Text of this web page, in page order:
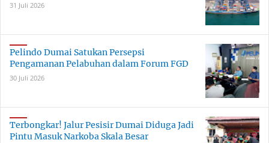
31 Juli 2026
Pelindo Dumai Satukan Persepsi
Pengamanan Pelabuhan dalam Forum FGD
30 Juli 2026
Terbongkar! Jalur Pesisir Dumai Diduga Jadi
Pintu Masuk Narkoba Skala Besar